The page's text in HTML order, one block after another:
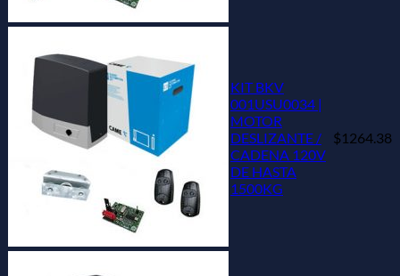
KIT BKV
001USU0034 |
MOTOR
DESLIZANTE /
CADENA 120V
DE HASTA
1500KG
$1264.38